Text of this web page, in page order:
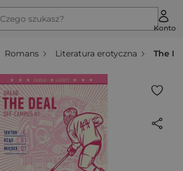
Czego szukasz?
Konto
Romans Literatura erotyczna The